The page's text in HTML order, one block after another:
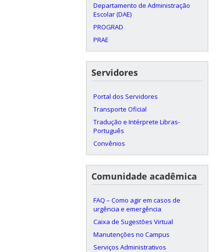
Departamento de Administração
Escolar (DAE)
PROGRAD
PRAE
Servidores
Portal dos Servidores
Transporte Oficial
Tradução e Intérprete Libras-
Português
Convênios
Comunidade acadêmica
FAQ – Como agir em casos de
urgência e emergência
Caixa de Sugestões Virtual
Manutenções no Campus
Serviços Administrativos